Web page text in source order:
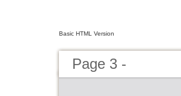
Basic HTML Version
Page 3 -